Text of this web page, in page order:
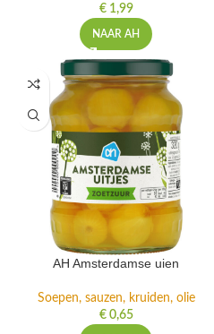
€1,99
NAAR AH
AH Amsterdamse uien
Soepen, sauzen, kruiden, olie
€0,65